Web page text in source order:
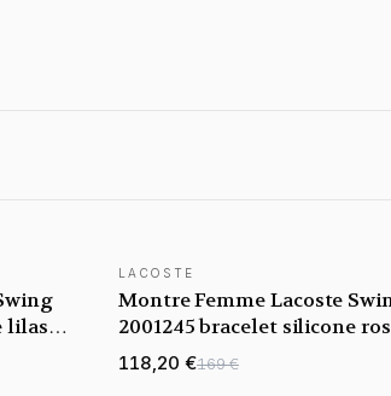
lilas
LACOSTE
Montre Femme Lacoste
2001245 bracelet silicone
cadran multifonctions
118,20 €169 €